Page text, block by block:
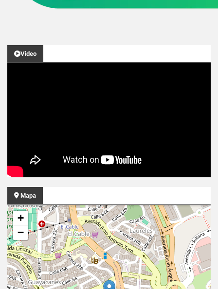
Video
Mapa
+
−